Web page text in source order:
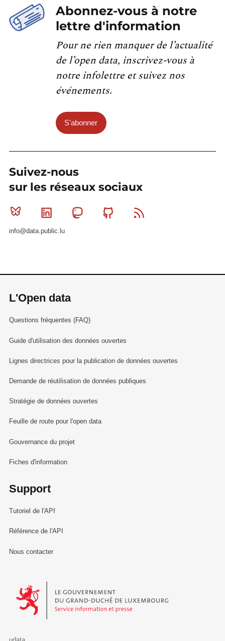
Abonnez-vous à notre
lettre d'information
Pour ne rien manquer de l’actualité
de l’open data, inscrivez-vous à
notre infolettre et suivez nos
événements.
S'abonner
Suivez-nous
sur les réseaux sociaux
Bluesky Linkedin MastodonGithub
info@data.public.lu
L'Open data
Questions fréquentes (FAQ)
Guide d'utilisation des données ouvertes
Lignes directrices pour la publication de données ouvertes
Demande de réutilisation de données publiques
Stratégie de données ouvertes
Feuille de route pour l'open data
Gouvernance du projet
Fiches d'information
Support
Tutoriel de l'API
Référence de l'API
Nous contacter
Le Gouvernement du Grand-Duché de Luxembourg - Service